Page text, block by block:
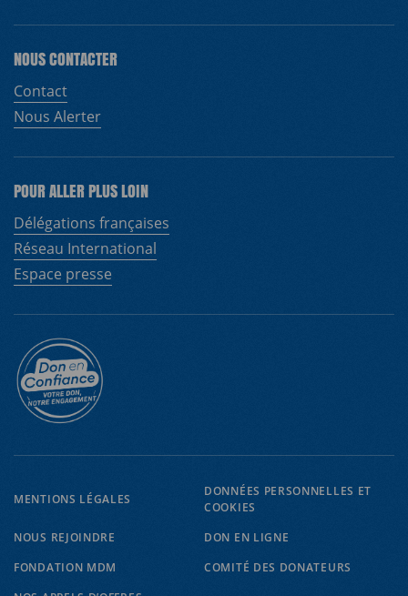
EN FR
NOUS CONTACTER
Contact
Nous Alerter
POUR ALLER PLUS LOIN
Délégations françaises
Réseau International
Espace presse
MENTIONS LÉGALES
DONNÉES PERSONNELLES ET
COOKIES
NOUS REJOINDRE DON EN LIGNE
FONDATION MDM COMITÉ DES DONATEURS